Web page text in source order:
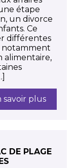
étape
un divorce
Ce
différentes
notamment
alimentaire,
savoir plus
DE PLAGE